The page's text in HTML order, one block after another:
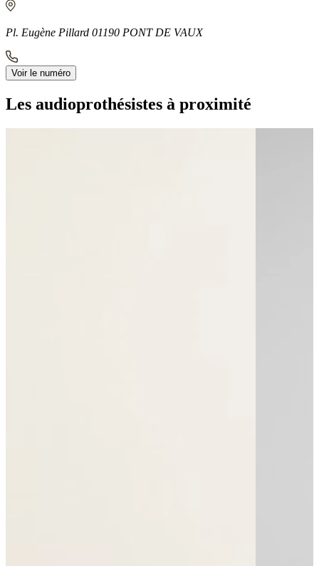
Pl. Eugène Pillard 01190 PONT DE VAUX
Voir le numéro
Les audioprothésistes à proximité